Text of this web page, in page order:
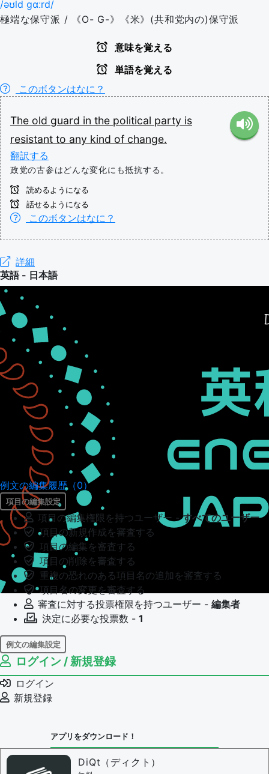
/əʊld ɡɑːrd/
極端な保守派 / 《O- G-》《米》(共和党内の)保守派
意味を覚える
単語を覚える
このボタンはなに？
The old guard in the political party is
resistant to any kind of change.
翻訳する
政党の古参はどんな変化にも抵抗する。
読めるようになる
話せるようになる
このボタンはなに？
詳細
英語 - 日本語
例文の編集履歴（0）
項目の編集設定
項目の編集権限を持つユーザー -すべてのユーザー
項目の新規作成を審査する
項目の編集を審査する
項目の削除を審査する
重複の恐れのある項目名の追加を審査する
項目名の変更を審査する
審査に対する投票権限を持つユーザー - 編集者
決定に必要な投票数 - 1
例文の編集設定
例文の編集権限を持つユーザー -
例文の編集を審査する
例文の削除を審査する
審査に対する投票権限を持つユーザー -
問題の編集権限を持つユーザー -
ログイン / 新規登録
ログイン
新規登録
アプリをダウンロード！
DiQt（ディクト）